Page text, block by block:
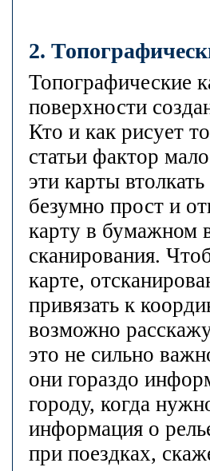
2.
Топографические
поверхности
Кто и как рисует
статьи фактор
эти карты
безумно прост и
карту в бумажном
сканирования.
карте,
привязать к
возможно
это не сильно
они гораздо
городу, когда
информация о
при поездках,